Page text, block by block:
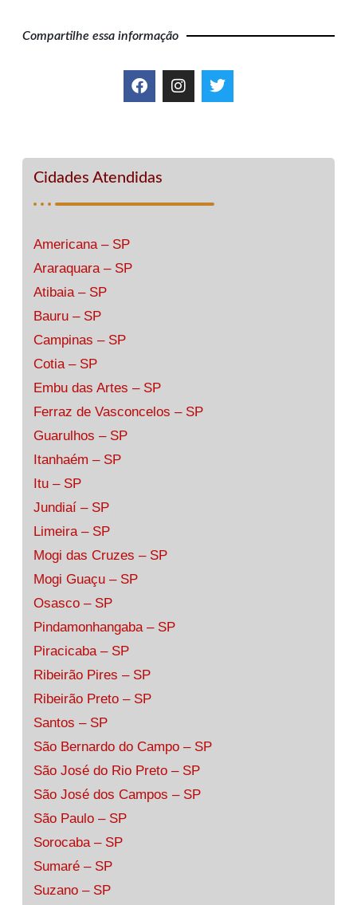
Compartilhe essa informação
Cidades Atendidas
Americana – SP
Araraquara – SP
Atibaia – SP
Bauru – SP
Campinas – SP
Cotia – SP
Embu das Artes – SP
Ferraz de Vasconcelos – SP
Guarulhos – SP
Itanhaém – SP
Itu – SP
Jundiaí – SP
Limeira – SP
Mogi das Cruzes – SP
Mogi Guaçu – SP
Osasco – SP
Pindamonhangaba – SP
Piracicaba – SP
Ribeirão Pires – SP
Ribeirão Preto – SP
Santos – SP
São Bernardo do Campo – SP
São José do Rio Preto – SP
São José dos Campos – SP
São Paulo – SP
Sorocaba – SP
Sumaré – SP
Suzano – SP